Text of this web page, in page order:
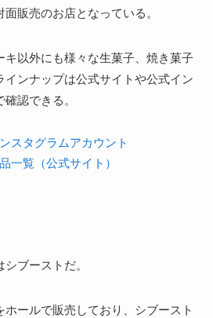
販売のお店となっている。
キ以外にも様々な生菓子、焼き菓子
インナップは公式サイトや公式イン
認できる。
スタグラムアカウント
一覧（公式サイト）
ブーストだ。
ホールで販売しており、シブースト